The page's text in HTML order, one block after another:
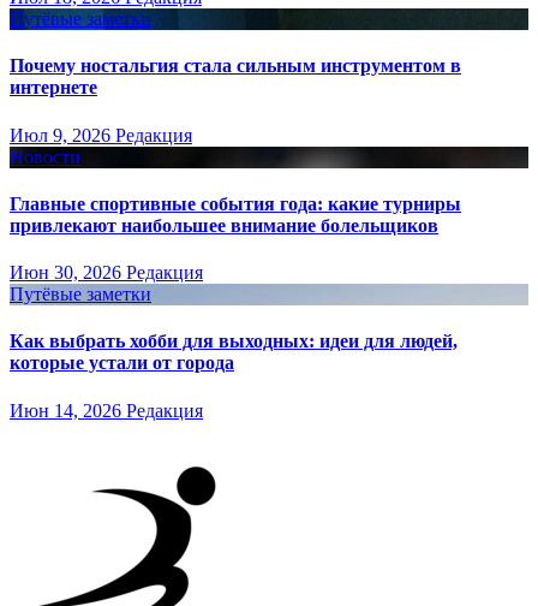
Путёвые заметки
Почему ностальгия стала сильным инструментом в
интернете
Июл 9, 2026 Редакция
Новости
Главные спортивные события года: какие турниры
привлекают наибольшее внимание болельщиков
Июн 30, 2026 Редакция
Путёвые заметки
Как выбрать хобби для выходных: идеи для людей,
которые устали от города
Июн 14, 2026 Редакция